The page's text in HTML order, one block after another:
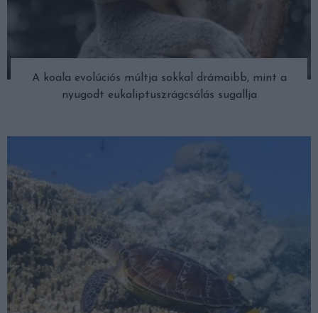
A koala evolúciós múltja sokkal drámaibb, mint a
nyugodt eukaliptuszrágcsálás sugallja